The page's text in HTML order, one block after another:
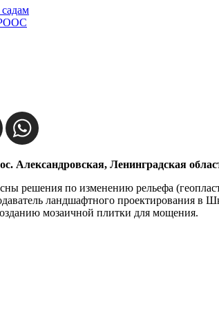
РООС
Александровская, Ленинградская
решения по изменению рельефа
ландшафтного проектирования в
мозаичной плитки для мощения.